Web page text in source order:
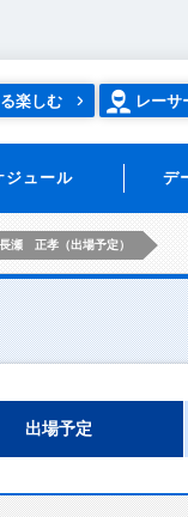
楽しむ レーサ
ジュール デ
瀬 正孝（出場予定）
出場予定